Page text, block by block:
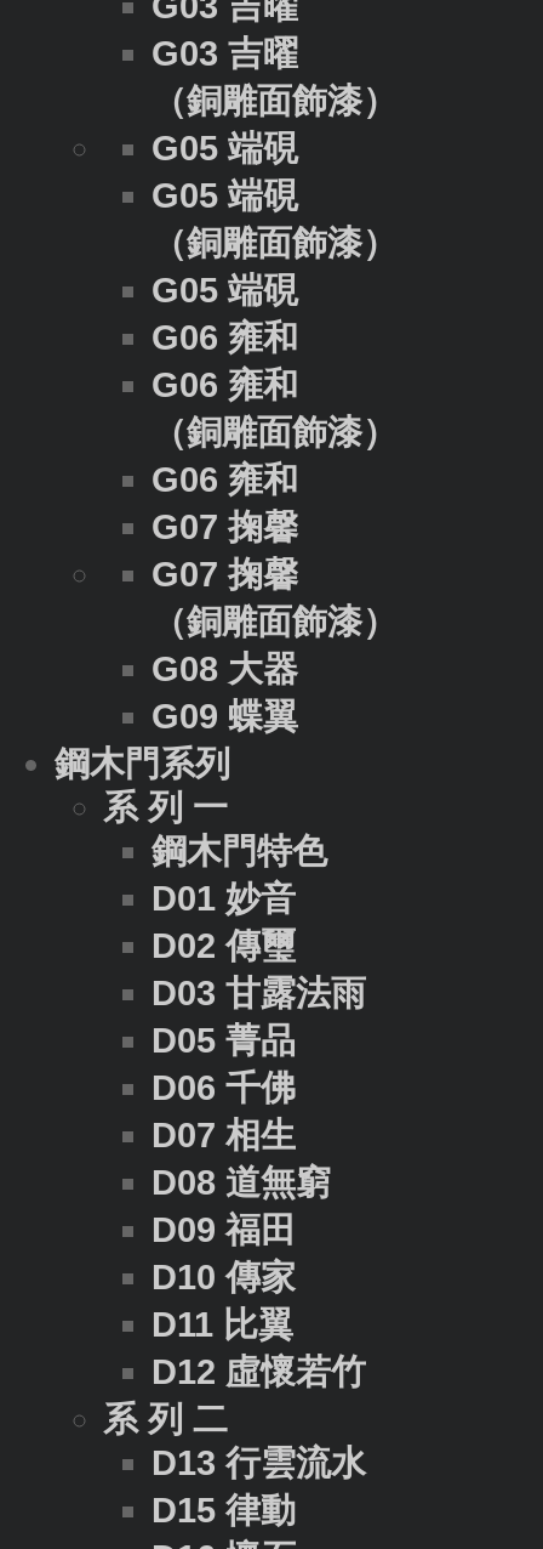
G03 吉曜
（銅雕面飾漆）
G05 端硯
G05 端硯
（銅雕面飾漆）
G05 端硯
G06 雍和
G06 雍和
（銅雕面飾漆）
G06 雍和
G07 掬馨
G07 掬馨
（銅雕面飾漆）
G08 大器
G09 蝶翼
鋼木門系列
系 列 一
鋼木門特色
D01 妙音
D02 傳璽
D03 甘露法雨
D05 菁品
D06 千佛
D07 相生
D08 道無窮
D09 福田
D10 傳家
D11 比翼
D12 虛懷若竹
系 列 二
D13 行雲流水
D15 律動